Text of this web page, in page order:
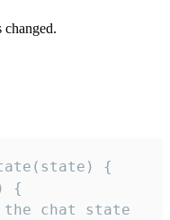
changed.
{
{
chat state